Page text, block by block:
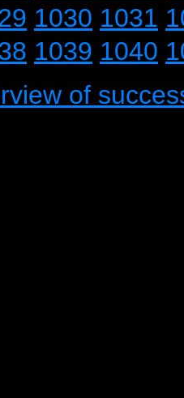
1030 1031
1039 1040
of